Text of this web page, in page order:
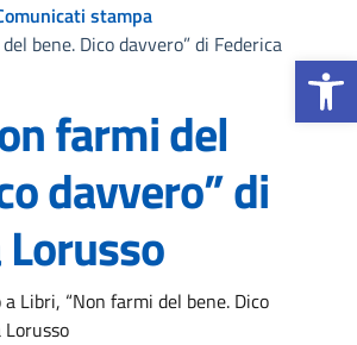
Apri la
stampa
bene. Dico davvero” di Federica
farmi del
davvero” di
notizia
Libri, “Non farmi del bene. Dico
Lorusso